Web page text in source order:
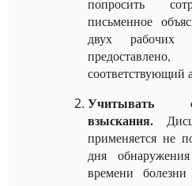
попросить
письменное
двух рабочих
соответствующий
Учитывать
взыскания.
применяется не
дня
времени